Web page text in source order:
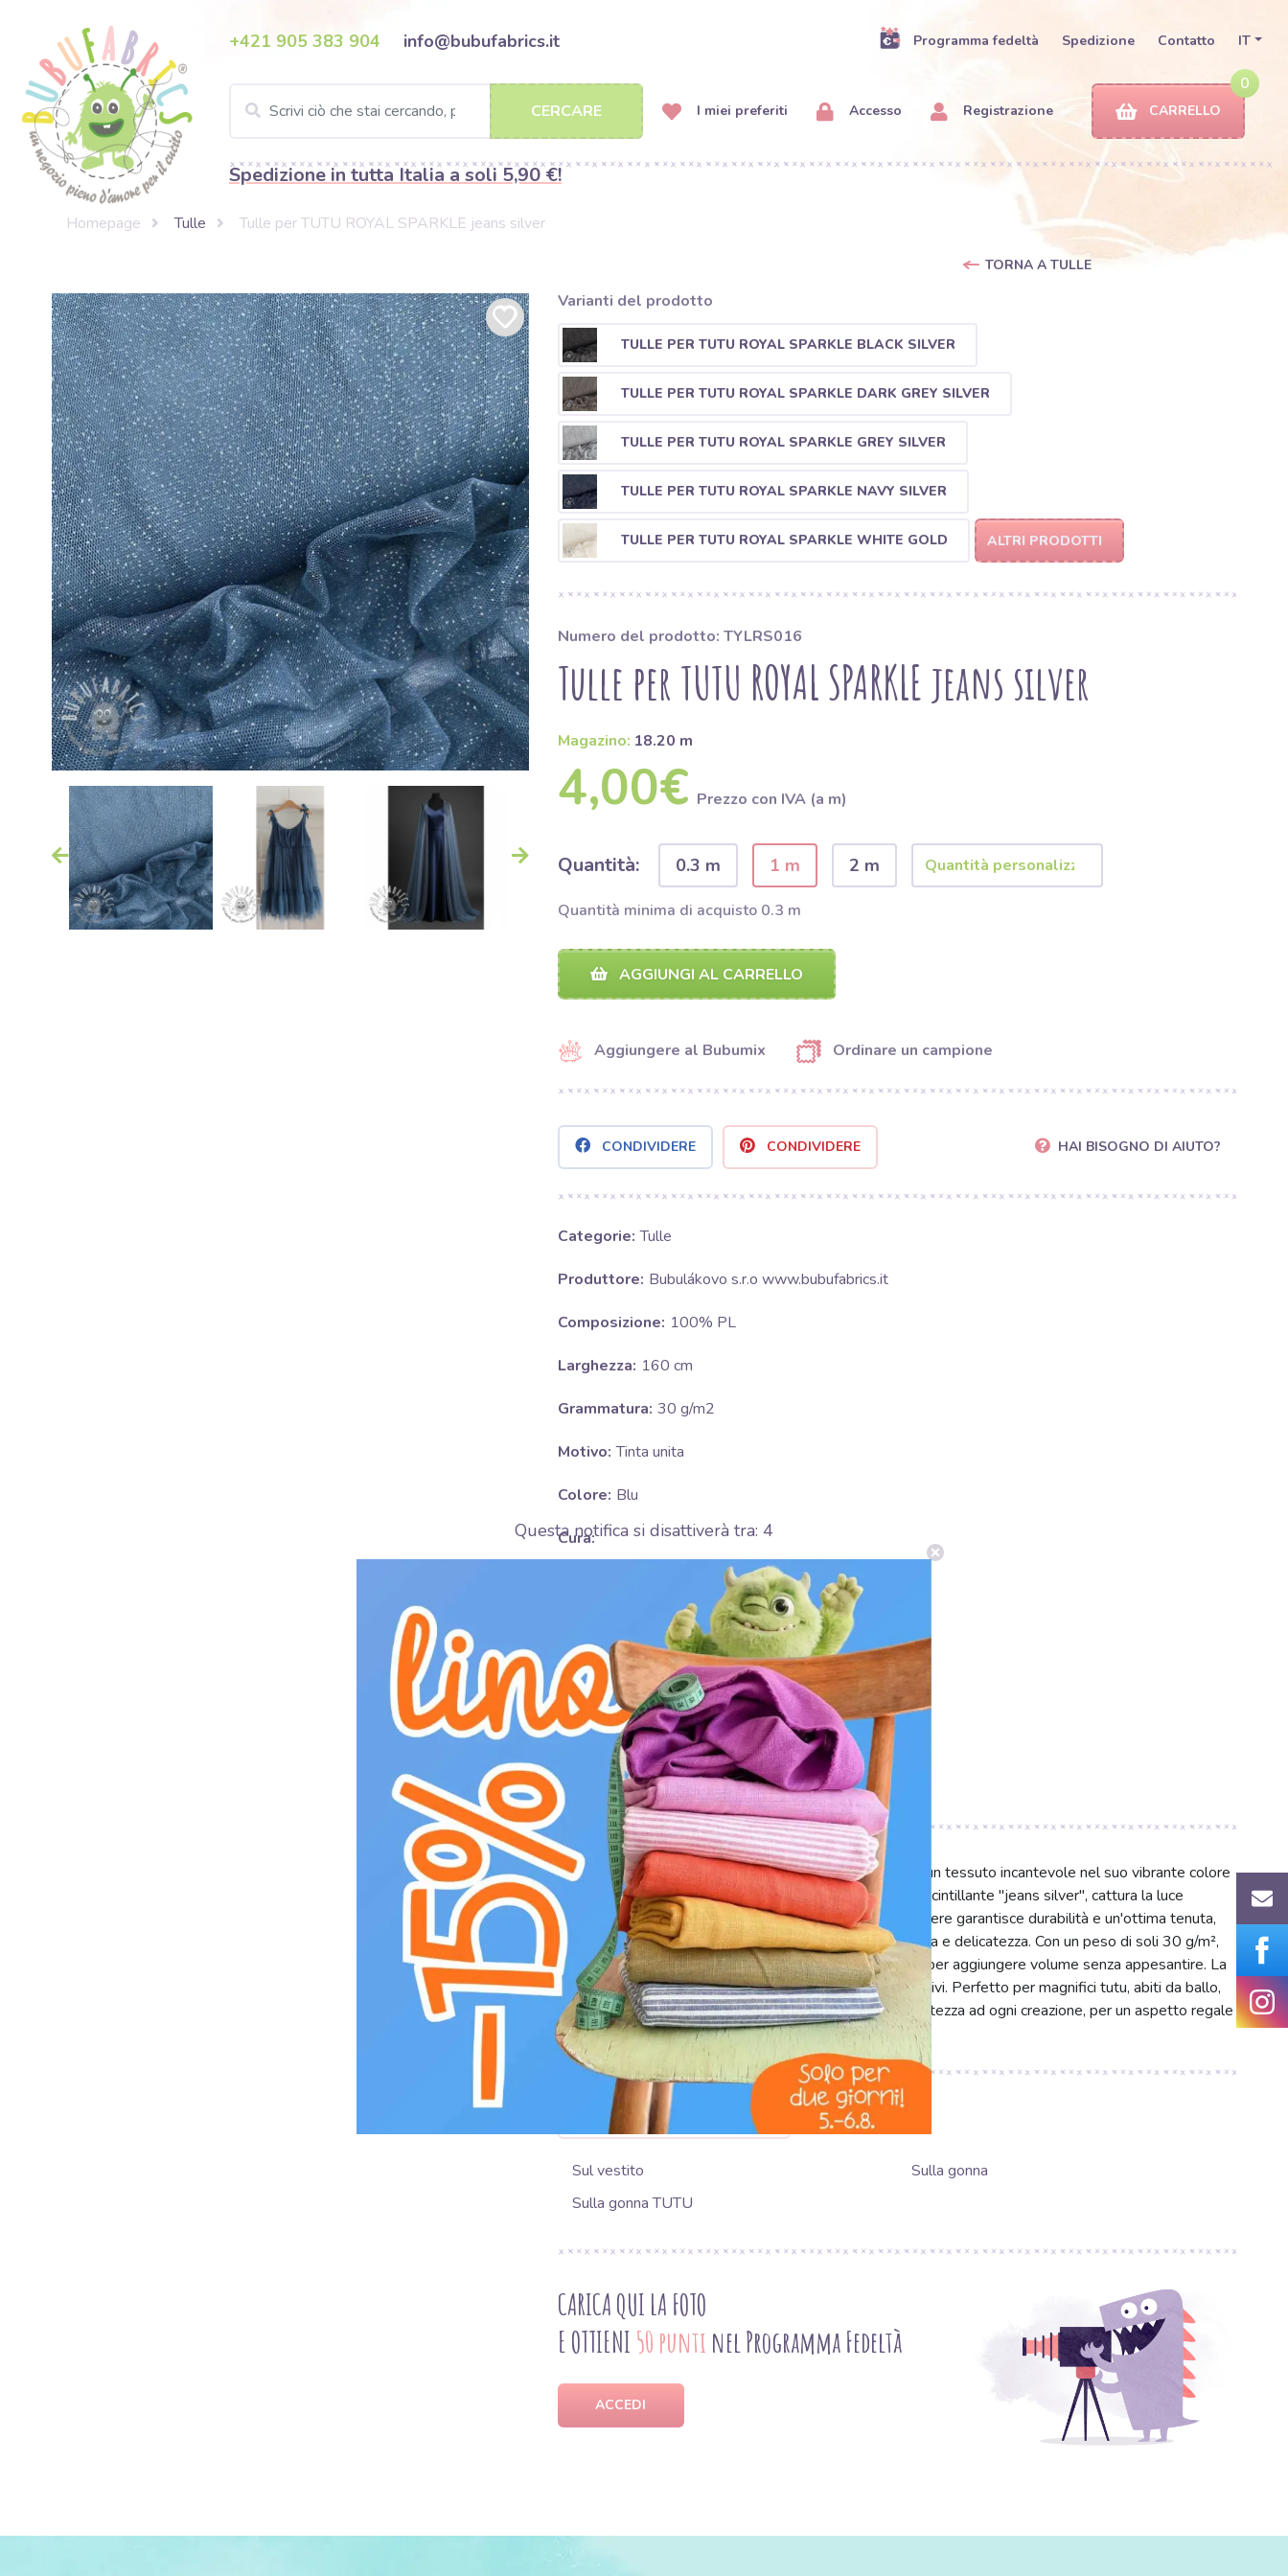
+421 905 383 904 info@bubufabrics.it Programma fedeltà Spedizione Contatto IT
CERCARE I miei preferiti Accesso Registrazione
0
CARRELLO
Spedizione in tutta Italia a soli 5,90 €!
Homepage Tulle Tulle per TUTU ROYAL SPARKLE jeans silver
TORNA A TULLE
Varianti del prodotto
TULLE PER TUTU ROYAL SPARKLE BLACK SILVER
TULLE PER TUTU ROYAL SPARKLE DARK GREY SILVER
TULLE PER TUTU ROYAL SPARKLE GREY SILVER
TULLE PER TUTU ROYAL SPARKLE NAVY SILVER
TULLE PER TUTU ROYAL SPARKLE WHITE GOLD ALTRI PRODOTTI
Numero del prodotto: TYLRS016
Tulle per TUTU ROYAL SPARKLE jeans silver
Magazino: 18.20 m
4,00€ Prezzo con IVA (a m)
Quantità: 0.3 m 1 m 2 m
Quantità minima di acquisto 0.3 m
AGGIUNGI AL CARRELLO
Aggiungere al Bubumix Ordinare un campione
CONDIVIDERE CONDIVIDERE HAI BISOGNO DI AIUTO?
Categorie: Tulle
Produttore: Bubulákovo s.r.o www.bubufabrics.it
Composizione: 100% PL
Larghezza: 160 cm
Grammatura: 30 g/m2
Motivo: Tinta unita
Colore: Blu
Cura:
Non asciugare in asciugatrice
D Stirare a bassa temperatura (110°C)
L Pulizia chimica professionale
A Non usare ammorbidente
c Lavaggio a mano
Scopri il Tulle per TUTU ROYAL SPARKLE jeans silver, un tessuto incantevole nel suo vibrante colore
blu. Questo tulle, caratterizzato da un esclusivo effetto scintillante "jeans silver", cattura la luce
creando riflessi unici. La sua composizione 100% poliestere garantisce durabilità e un'ottima tenuta,
rendendolo perfetto per creazioni che richiedono struttura e delicatezza. Con un peso di soli 30 g/m²,
questo tulle è eccezionalmente leggero e aereo, ideale per aggiungere volume senza appesantire. La
larghezza di 160 cm lo rende versatile per progetti creativi. Perfetto per magnifici tutu, abiti da ballo,
costumi, veli e decorazioni eleganti. Dona magia e raffinatezza ad ogni creazione, per un aspetto regale
e spettacolare.
UTILIZZO CONSIGLIATO
Sul vestito
Sulla gonna
Sulla gonna TUTU
CARICA QUI LA FOTO
E OTTIENI 50 punti nel Programma Fedeltà
ACCEDI
Questa notifica si disattiverà tra: 3